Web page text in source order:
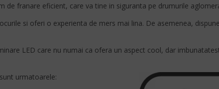
de franare eficient, care va tine in siguranta pe drumurile
si oferi o experienta de mers mai lina. De asemenea,
LED care nu numai ca ofera un aspect cool, dar
sunt urmatoarele: